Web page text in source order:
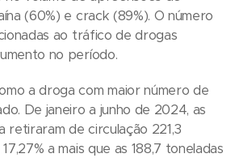
(60%) e crack (89%). O número
ao tráfico de drogas
no período.
a droga com maior número de
De janeiro a junho de 2024, as
retiraram de circulação 221,3
a mais que as 188,7 toneladas